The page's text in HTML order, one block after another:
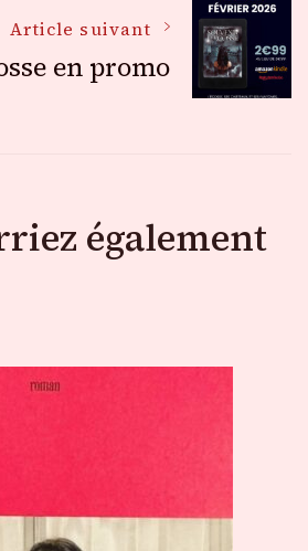
Article suivant
en promo
également